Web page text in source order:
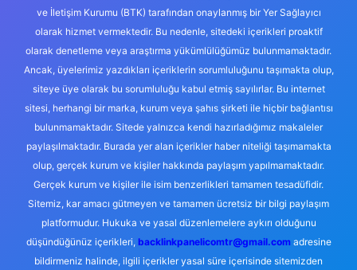
ve İletişim Kurumu (BTK) tarafından onaylanmış bir Yer Sağlayıcı
olarak hizmet vermektedir. Bu nedenle, sitedeki içerikleri proaktif
olarak denetleme veya araştırma yükümlülüğümüz bulunmamaktadır.
Ancak, üyelerimiz yazdıkları içeriklerin sorumluluğunu taşımakta olup,
siteye üye olarak bu sorumluluğu kabul etmiş sayılırlar. Bu internet
sitesi, herhangi bir marka, kurum veya şahıs şirketi ile hiçbir bağlantısı
bulunmamaktadır. Sitede yalnızca kendi hazırladığımız makaleler
paylaşılmaktadır. Burada yer alan içerikler haber niteliği taşımamakta
olup, gerçek kurum ve kişiler hakkında paylaşım yapılmamaktadır.
Gerçek kurum ve kişiler ile isim benzerlikleri tamamen tesadüfidir.
Sitemiz, kar amacı gütmeyen ve tamamen ücretsiz bir bilgi paylaşım
platformudur. Hukuka ve yasal düzenlemelere aykırı olduğunu
düşündüğünüz içerikleri, backlinkpanelicomtr@gmail.comadresine
bildirmeniz halinde, ilgili içerikler yasal süre içerisinde sitemizden